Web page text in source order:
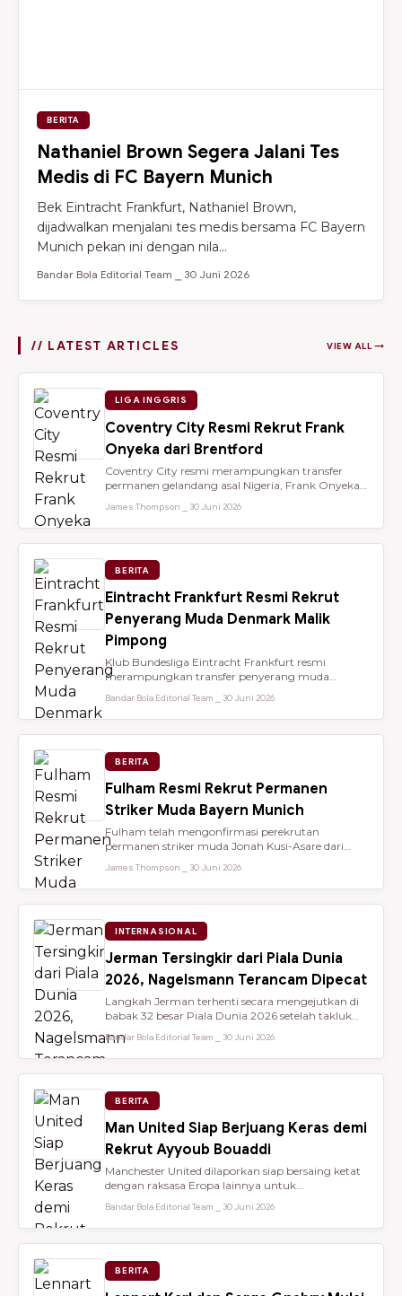
BERITA
Nathaniel Brown Segera Jalani Tes
Medis di FC Bayern Munich
Bek Eintracht Frankfurt, Nathaniel Brown,
dijadwalkan menjalani tes medis bersama FC Bayern
Munich pekan ini dengan nila...
Bandar Bola Editorial Team ⎯ 30 Juni 2026
// LATEST ARTICLES VIEW ALL →
LIGA INGGRIS
Coventry City Resmi Rekrut Frank
Onyeka dari Brentford
Coventry City resmi merampungkan transfer
permanen gelandang asal Nigeria, Frank Onyeka,
James Thompson ⎯ 30 Juni 2026
BERITA
Eintracht Frankfurt Resmi Rekrut
Penyerang Muda Denmark Malik
Pimpong
Klub Bundesliga Eintracht Frankfurt resmi
merampungkan transfer penyerang muda
Bandar Bola Editorial Team ⎯ 30 Juni 2026
BERITA
Fulham Resmi Rekrut Permanen
Striker Muda Bayern Munich
Fulham telah mengonfirmasi perekrutan
permanen striker muda Jonah Kusi-Asare dari
James Thompson ⎯ 30 Juni 2026
INTERNASIONAL
Jerman Tersingkir dari Piala Dunia
2026, Nagelsmann Terancam Dipecat
Langkah Jerman terhenti secara mengejutkan di
babak 32 besar Piala Dunia 2026 setelah takluk
Bandar Bola Editorial Team ⎯ 30 Juni 2026
BERITA
Man United Siap Berjuang Keras demi
Rekrut Ayyoub Bouaddi
Manchester United dilaporkan siap bersaing ketat
dengan raksasa Eropa lainnya untuk
Bandar Bola Editorial Team ⎯ 30 Juni 2026
BERITA